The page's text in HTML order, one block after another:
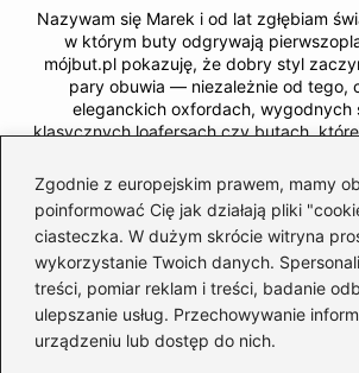
Zgodnie z europejskim prawem, mamy
poinformować Cię jak działają pliki
ciasteczka. W dużym skrócie witryna
wykorzystanie Twoich danych.
treści, pomiar reklam i treści, badanie
ulepszanie usług. Przechowywanie
urządzeniu lub dostęp do nich.
Nazywam się Marek i od lat zgłębiam
w którym buty odgrywają
mójbut.pl pokazuję, że dobry styl
pary obuwia — niezależnie od tego,
eleganckich oxfordach, wygodnych
klasycznych loafersach czy butach,
Moda dla pań to dla mnie nie tylko
wyrażania siebie. Na blogu
praktyczne porady dotyczące pielęgnacji
marek, zestawienia najciekawszych
wskazówki, jak łączyć buty z
stylowo i czuć się
Dzielę się wiedzą o materiałach, krojach,